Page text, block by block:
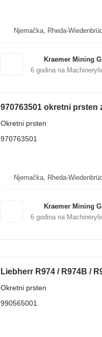
Njemačka, Rheda-
Kraemer Mining
6godina na
970763501 okretni prsten
Okretni prsten
970763501
Njemačka, Rheda-
Kraemer Mining
6godina na
Liebherr R974 / R974B /
Okretni prsten
990565001